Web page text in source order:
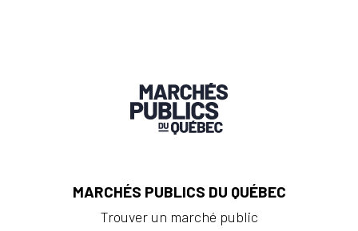
MARCHÉS PUBLICS DU QUÉBEC
Trouver un marché public